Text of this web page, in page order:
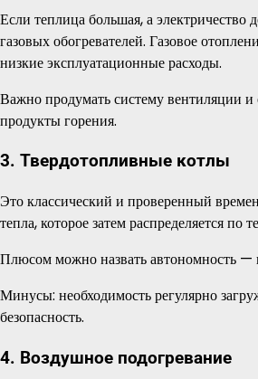
Если теплица большая, а электричество
газовых обогревателей. Газовое
низкие эксплуатационные расходы.
Важно продумать систему вентиляции и
продукты горения.
3. Твердотопливные котлы
Это классический и проверенный
тепла, которое затем распределяется по
Плюсом можно назвать автономность —
Минусы: необходимость регулярно
безопасность.
4. Воздушное подогревание